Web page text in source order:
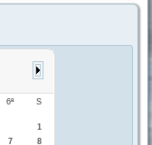
6ª S
1
7 8